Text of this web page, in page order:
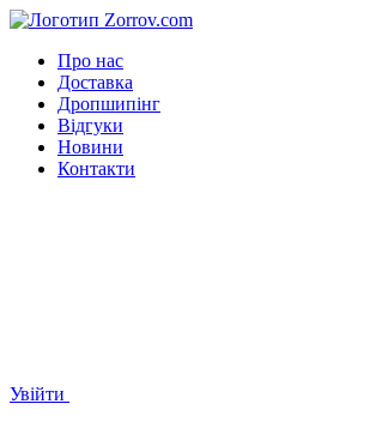
Про нас
Доставка
Дропшипінг
Відгуки
Новини
Контакти
Увійти